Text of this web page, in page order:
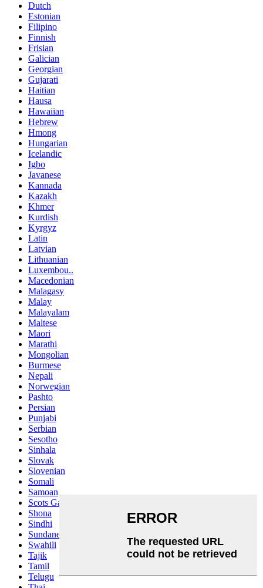
Dutch
Estonian
Filipino
Finnish
Frisian
Galician
Georgian
Gujarati
Haitian
Hausa
Hawaiian
Hebrew
Hmong
Hungarian
Icelandic
Igbo
Javanese
Kannada
Kazakh
Khmer
Kurdish
Kyrgyz
Latin
Latvian
Lithuanian
Luxembou..
Macedonian
Malagasy
Malay
Malayalam
Maltese
Maori
Marathi
Mongolian
Burmese
Nepali
Norwegian
Pashto
Persian
Punjabi
Serbian
Sesotho
Sinhala
Slovak
Slovenian
Somali
Samoan
Scots Gaelic
Shona
Sindhi
Sundanese
Swahili
Tajik
Tamil
Telugu